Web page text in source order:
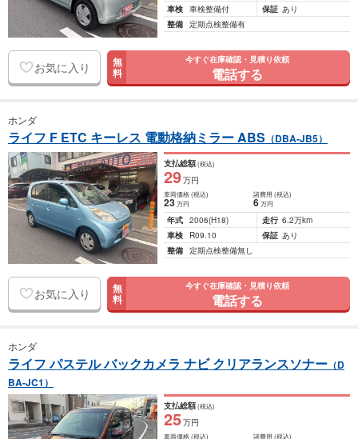
車検 車検整備付 保証 あり
整備 定期点検整備有
お気に入り 無
料
今すぐ在庫確認・見積り依頼
電話する
ホンダ
ライフ F ETC キーレス 電動格納ミラー ABS （DBA-JB5）
支払総額(税込)
29万円
車両価格(税込)
23万円
諸費用 (税込)
6 万円
年式 2006(H18) 走行 6.2万km
車検
R09.10 保証 あり
整備 定期点検整備無し
お気に入り 無
料
今すぐ在庫確認・見積り依頼
電話する
ホンダ
ライフ パステル バックカメラ ナビ クリアランスソナー （D
BA-JC1）
支払総額(税込)
25万円
車両価格(税込) 諸費用 (税込)